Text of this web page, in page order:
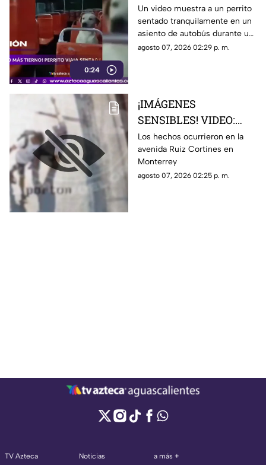
0:24
un pasajero en un
autobús
Un video muestra a un perrito
sentado tranquilamente en un
asiento de autobús durante un
recorrido. Usuarios destacaron
agosto 07, 2026 02:29 p. m.
¡IMÁGENES
SENSIBLES! VIDEO:
Adulto mayor muere
atropellado por un
tráiler luego de ser
empujado sin motivo
Los hechos ocurrieron en la
avenida Ruiz Cortines en
Monterrey
agosto 07, 2026 02:25 p. m.
TV Azteca
Noticias
a más +